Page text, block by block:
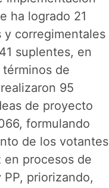
ha logrado 21
y corregimentales
suplentes, en
de
95
de proyecto
formulando
de los votantes
procesos de
priorizando,